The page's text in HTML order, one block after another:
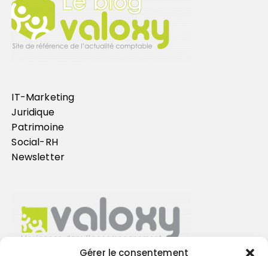
Gérer le consentement
IT-Marketing
Juridique
Patrimoine
Social-RH
Newsletter